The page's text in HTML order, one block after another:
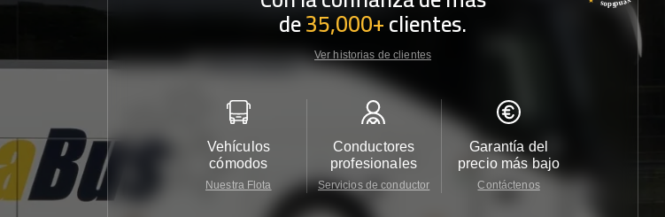
de35,000+clientes.
Ver historias de clientes
Vehículos
cómodos
Nuestra Flota
Conductores
profesionales
Servicios de conductor
Garantía del
precio más bajo
Contáctenos